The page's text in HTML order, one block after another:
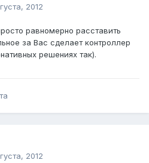
2012
равномерно расставить
за Вас сделает контроллер
решениях так).
2012